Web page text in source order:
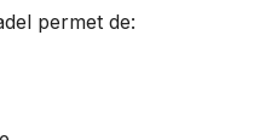
permet de: